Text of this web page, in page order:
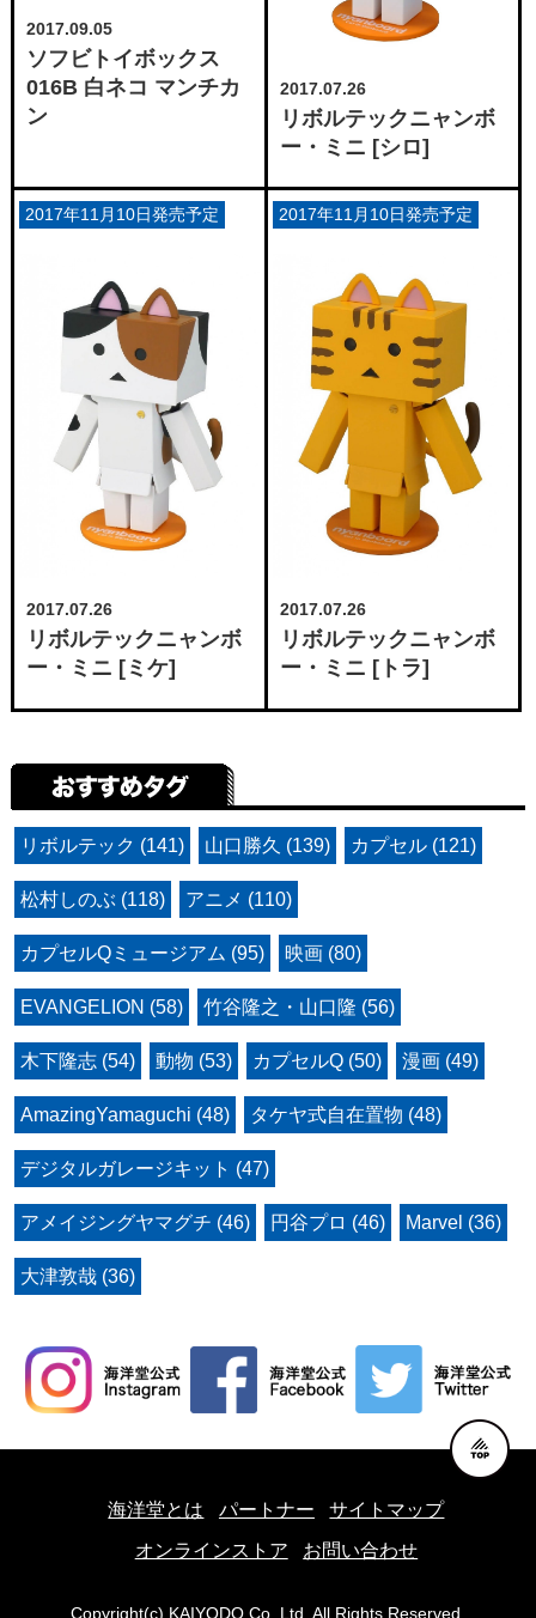
2017.09.05
ソフビトイボックス
016B 白ネコ マンチカ
ン
2017.07.26
リボルテックニャンボ
ー・ミニ [シロ]
2017.07.26
リボルテックニャンボ
ー・ミニ [ミケ]
2017年11月10日発売予定
2017.07.26
リボルテックニャンボ
ー・ミニ [トラ]
2017年11月10日発売予定
リボルテック (141) 山口勝久 (139) カプセル (121)
松村しのぶ (118) アニメ (110)
カプセルQミュージアム (95) 映画 (80)
EVANGELION (58) 竹谷隆之・山口隆 (56)
木下隆志 (54) 動物 (53) カプセルQ (50) 漫画 (49)
AmazingYamaguchi (48) タケヤ式自在置物 (48)
デジタルガレージキット (47)
アメイジングヤマグチ (46) 円谷プロ (46) Marvel (36)
大津敦哉 (36)
海洋堂とは パートナー
サイトマップ
オンラインストア
お問い合わせ
Copyright(c) KAIYODO Co.,Ltd. All Rights Reserved.